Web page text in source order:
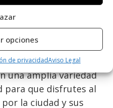
opciones
de privacidadAviso Legal
visitar Halloscooter
los mejores
de bicicletas en
una amplia variedad
para que disfrutes al
la ciudad y sus